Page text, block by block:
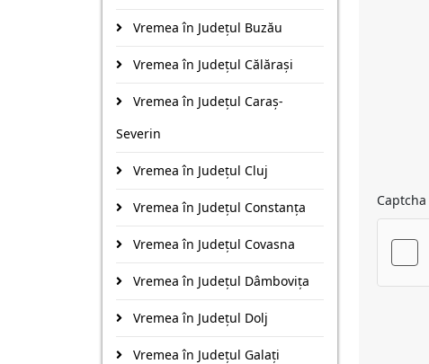
Vremea în Județul Buzău
Vremea în Județul Călăraşi
Vremea în Județul Caraş-
Severin
Vremea în Județul Cluj
Vremea în Județul Constanţa
Vremea în Județul Covasna
Vremea în Județul Dâmboviţa
Vremea în Județul Dolj
Vremea în Județul Galaţi
Captcha